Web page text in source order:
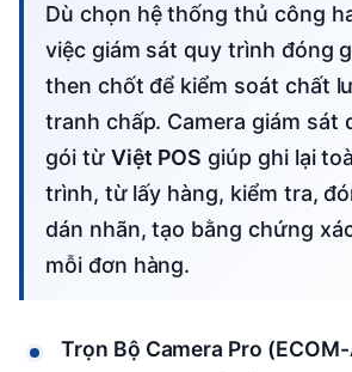
Dù chọn hệ thống thủ công hay tự động,
việc giám sát quy trình đóng
then chốt để kiểm soát chất
tranh chấp. Camera giám sát
gói từ Việt POS giúp ghi lại
trình, từ lấy hàng, kiểm tra,
dán nhãn, tạo bằng chứng
mỗi đơn hàng.
Trọn Bộ Camera Pro